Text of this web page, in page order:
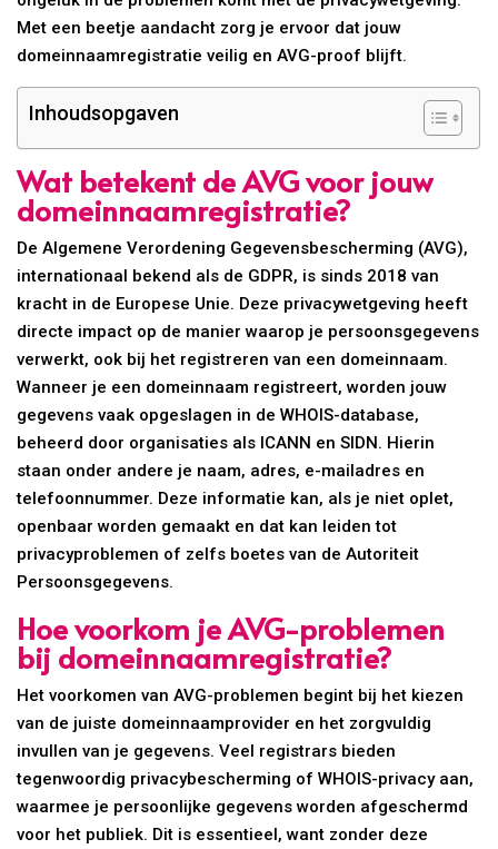
Met een beetje aandacht zorg je ervoor dat jouw
domeinnaamregistratie veilig en AVG-proof blijft.
Inhoudsopgaven
Wat betekent de AVG voor jouw
domeinnaamregistratie?
De Algemene Verordening Gegevensbescherming (AVG),
internationaal bekend als de GDPR, is sinds 2018 van
kracht in de Europese Unie. Deze privacywetgeving heeft
directe impact op de manier waarop je persoonsgegevens
verwerkt, ook bij het registreren van een domeinnaam.
Wanneer je een domeinnaam registreert, worden jouw
gegevens vaak opgeslagen in de WHOIS-database,
beheerd door organisaties als ICANN en SIDN. Hierin
staan onder andere je naam, adres, e-mailadres en
telefoonnummer. Deze informatie kan, als je niet oplet,
openbaar worden gemaakt en dat kan leiden tot
privacyproblemen of zelfs boetes van de Autoriteit
Persoonsgegevens.
Hoe voorkom je AVG-problemen
bij domeinnaamregistratie?
Het voorkomen van AVG-problemen begint bij het kiezen
van de juiste domeinnaamprovider en het zorgvuldig
invullen van je gegevens. Veel registrars bieden
tegenwoordig privacybescherming of WHOIS-privacy aan,
waarmee je persoonlijke gegevens worden afgeschermd
voor het publiek. Dit is essentieel, want zonder deze